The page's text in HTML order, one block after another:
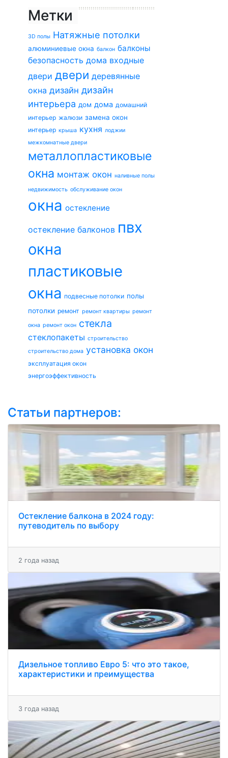
Метки
3D полы Натяжные потолки
алюминиевые окна балкон балконы
безопасность дома входные
двери двери деревянные
окна дизайн дизайн
интерьера дом дома домашний
интерьер жалюзи замена окон
интерьер крыша кухня лоджии
межкомнатные двери
металлопластиковые
окна монтаж окон наливные полы
недвижимость обслуживание окон
окна остекление
остекление балконов пвх
окна
пластиковые
окна подвесные потолки полы
потолки ремонт ремонт квартиры ремонт
окна ремонт окон стекла
стеклопакеты строительство
строительство дома установка окон
эксплуатация окон
энергоэффективность
Статьи партнеров:
Остекление балкона в 2024 году:
путеводитель по выбору
2 года назад
Дизельное топливо Евро 5: что это такое,
характеристики и преимущества
3 года назад